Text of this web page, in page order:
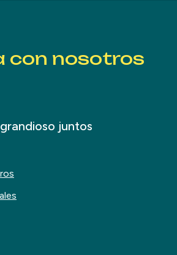
con nosotros
juntos